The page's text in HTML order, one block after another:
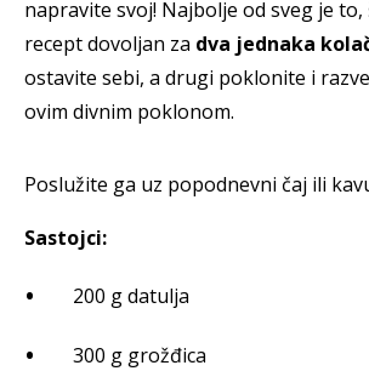
napravite svoj! Najbolje od sveg je to,
recept dovoljan za dva jednaka
ostavite sebi, a drugi poklonite i
ovim divnim poklonom.
Poslužite ga uz popodnevni čaj ili
Sastojci:
200 g datulja
300 g grožđica